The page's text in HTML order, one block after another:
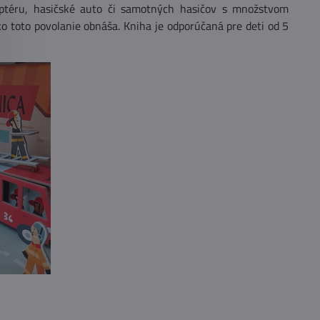
hasičské auto či samotných hasičov s množstvom
toto povolanie obnáša. Kniha je odporúčaná pre deti od 5